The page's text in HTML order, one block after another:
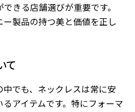
きる店舗選びが重要です。
製品の持つ美と価値を正し
て
でも、ネックレスは常に安
アイテムです。特にフォーマ